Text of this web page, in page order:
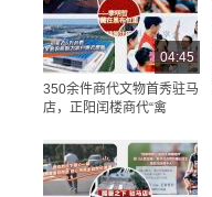
04:45
350余件商代文物首秀驻马
店，正阳闰楼商代“禽